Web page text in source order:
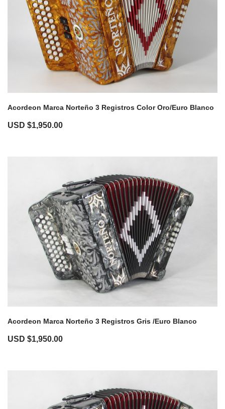
Acordeon Marca Norteño 3 Registros Color Oro/Euro Blanco
USD $1,950.00
Acordeon Marca Norteño 3 Registros Gris /Euro Blanco
USD $1,950.00